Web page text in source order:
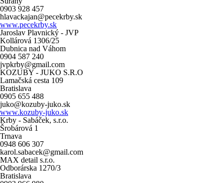
0903 928 457
hlavackajan@pecekrby.sk
www.pecekrby.sk
Jaroslav Plavnický - JVP
Kollárová 1306/25
Dubnica nad Váhom
0904 587 240
jvpkrby@gmail.com
KOZUBY - JUKO S.R.O
Lamačská cesta 109
Bratislava
0905 655 488
juko@kozuby-juko.sk
www.kozuby-juko.sk
Krby - Sabáček, s.r.o.
Šrobárová 1
Trnava
0948 606 307
karol.sabacek@gmail.com
MAX detail s.r.o.
Odborárska 1270/3
Bratislava